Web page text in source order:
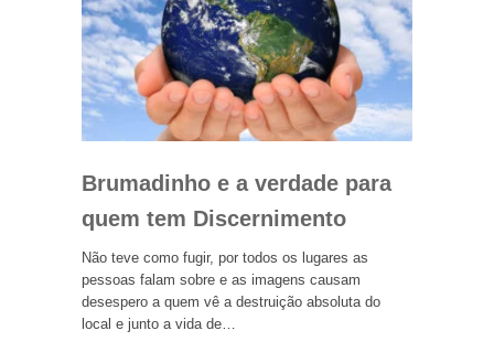
Brumadinho e a verdade para
quem tem Discernimento
Não teve como fugir, por todos os lugares as
pessoas falam sobre e as imagens causam
desespero a quem vê a destruição absoluta do
local e junto a vida de…